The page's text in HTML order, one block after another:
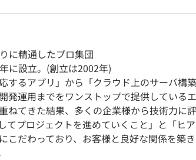
に精通したプロ集団
に設立。(創立は2002年)
するアプリ」から「クラウド上のサーバ構
発運用までをワンストップで提供している
ねてきた結果、多くの企業様から技術力に
てプロジェクトを進めていくこと」と「ヒ
こだわっており、お客様と良好な関係を築